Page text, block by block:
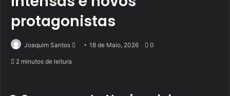
protagonistas
Joaquim Santos
Send18 de Maio, 2026 0
2 minutos de leitura